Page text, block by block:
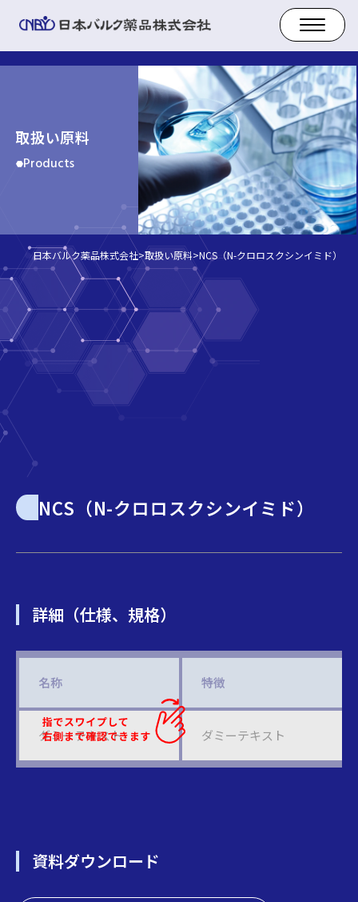
取扱い原料
Products
日本バルク薬品株式会社>取扱い原料>NCS（N-クロロスクシンイミド）
NCS（N-クロロスクシンイミド）
詳細（仕様、規格）
名称 特徴
ダミーテキスト ダミーテキスト
資料ダウンロード